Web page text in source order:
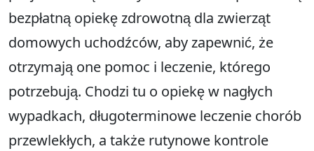
bezpłatną opiekę zdrowotną dla zwierząt
domowych uchodźców, aby zapewnić, że
otrzymają one pomoc i leczenie, którego
potrzebują. Chodzi tu o opiekę w nagłych
wypadkach, długoterminowe leczenie chorób
przewlekłych, a także rutynowe kontrole